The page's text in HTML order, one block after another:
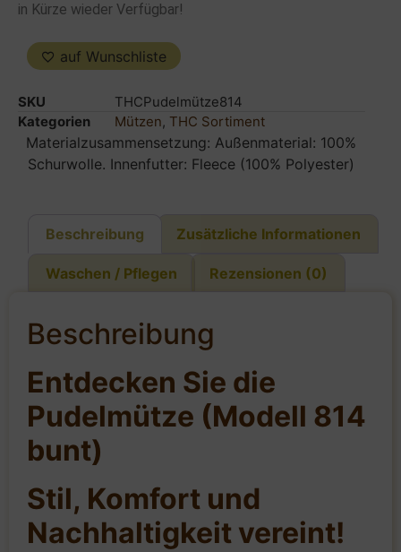
in Kürze wieder Verfügbar!
auf Wunschliste
SKU
THCPudelmütze814
Kategorien
Mützen, THC Sortiment
Materialzusammensetzung: Außenmaterial: 100%
Schurwolle. Innenfutter: Fleece (100% Polyester)
Beschreibung Zusätzliche Informationen
Waschen / Pflegen Rezensionen (0)
Beschreibung
Entdecken Sie die
Pudelmütze (Modell 814
bunt)
Stil, Komfort und
Nachhaltigkeit vereint!